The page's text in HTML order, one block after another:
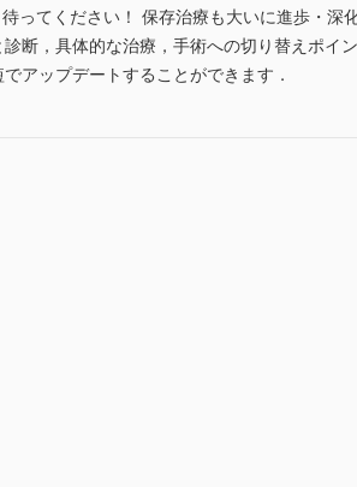
ってください！ 保存治療も大いに進歩・深
断，具体的な治療，手術への切り替えポイ
アップデートすることができます．